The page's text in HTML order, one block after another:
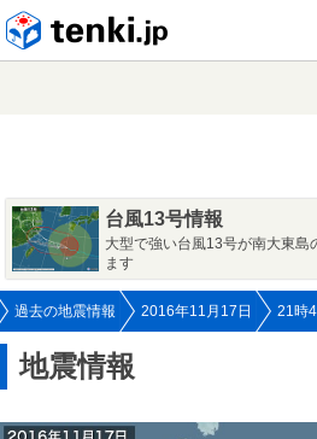
台風13号情報
大型で強い台風13号が南大東
ます
過去の地震情報 2016年11月17日 21時
地震情報